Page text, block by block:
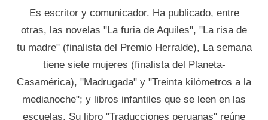
Es escritor y comunicador. Ha publicado, entre
otras, las novelas "La furia de Aquiles", "La risa de
tu madre" (finalista del Premio Herralde), La semana
tiene siete mujeres (finalista del Planeta-
Casamérica), "Madrugada" y "Treinta kilómetros a la
medianoche"; y libros infantiles que se leen en las
escuelas. Su libro "Traducciones peruanas" reúne